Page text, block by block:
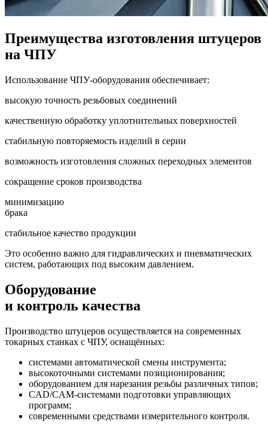
Преимущества изготовления штуцеров
на ЧПУ
Использование ЧПУ-оборудования обеспечивает:
высокую точность резьбовых соединений
качественную обработку уплотнительных поверхностей
стабильную повторяемость изделий в серии
возможность изготовления сложных переходных элементов
сокращение сроков производства
минимизацию
брака
стабильное качество продукции
Это особенно важно для гидравлических и пневматических
систем, работающих под высоким давлением.
Оборудование
и контроль качества
Производство штуцеров осуществляется на современных
токарных станках с ЧПУ, оснащённых:
системами автоматической смены инструмента;
высокоточными системами позиционирования;
оборудованием для нарезания резьбы различных типов;
CAD/CAM-системами подготовки управляющих
программ;
современными средствами измерительного контроля.